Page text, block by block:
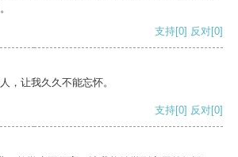
支持[0] 反对[0]
，让我久久不能忘怀。
支持[0] 反对[0]